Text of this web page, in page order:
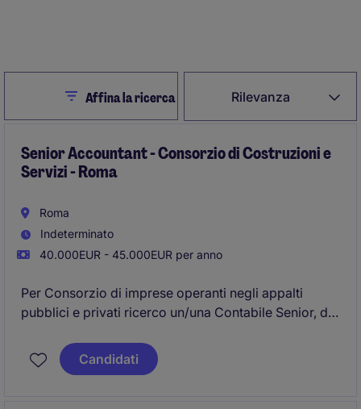
Rilevanza
CloseAffina la ricerca
Senior Accountant - Consorzio di Costruzioni e
Servizi - Roma
Roma
Indeterminato
40.000EUR - 45.000EUR per anno
Per Consorzio di imprese operanti negli appalti
pubblici e privati ricerco un/una Contabile Senior, da
Finance.
Candidati